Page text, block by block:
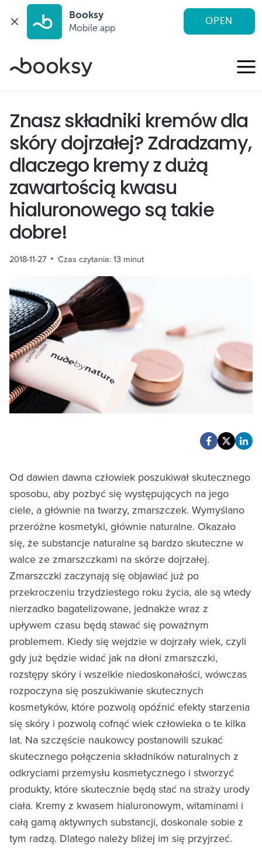
Booksy
Mobile app
OPEN
do
Znasz składniki kremów dla
skóry dojrzałej? Zdradzamy,
dlaczego kremy z dużą
zawartością kwasu
hialuronowego są takie
dobre!
2018-11-27 Czas czytania:13 minut
Od dawien dawna człowiek poszukiwał skutecznego
sposobu, aby pozbyć się występujących na jego
ciele, a głównie na twarzy, zmarszczek. Wymyślano
przeróżne kosmetyki, głównie naturalne. Okazało
się, że substancje naturalne są bardzo skuteczne w
walce ze zmarszczkami na skórze dojrzałej.
Zmarszczki zaczynają się objawiać już po
przekroczeniu trzydziestego roku życia, ale są wtedy
nierzadko bagatelizowane, jednakże wraz z
upływem czasu będą stawać się poważnym
problemem. Kiedy się wejdzie w dojrzały wiek, czyli
gdy już będzie widać jak na dłoni zmarszczki,
rozstępy skóry i wszelkie niedoskonałości, wówczas
rozpoczyna się poszukiwanie skutecznych
kosmetyków, które pozwolą opóźnić efekty starzenia
się skóry i pozwolą cofnąć wiek człowieka o te kilka
lat. Na szczęście naukowcy postanowili szukać
skutecznego połączenia składników naturalnych z
odkryciami przemysłu kosmetycznego i stworzyć
produkty, które skutecznie będą stać na straży urody
ciała. Kremy z kwasem hialuronowym, witaminami i
całą gamą aktywnych substancji, doskonale sobie z
tym radzą. Dlatego należy bliżej im się przyjrzeć.